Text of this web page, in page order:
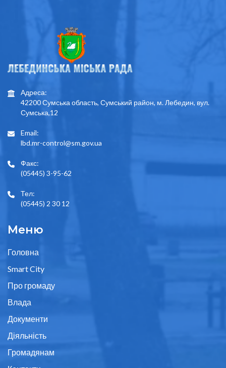
Адреса:
42200 Сумська область, Сумський район, м. Лебедин, вул.
Сумська,12
Email:
lbd.mr-control@sm.gov.ua
Факс:
(05445) 3-95-62
Тел:
(05445) 2 30 12
Меню
Головна
Smart City
Про громаду
Влада
Документи
Діяльність
Громадянам